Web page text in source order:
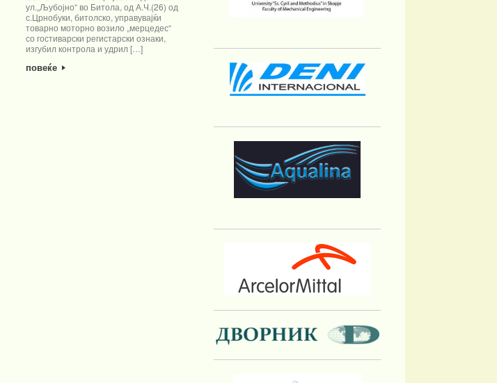
ул.„Љубојно“ во Битола, од А.Ч.(26) од
с.Црнобуки, битолско, управувајќи
товарно моторно возило „мерцедес“
со гостиварски регистарски ознаки,
изгубил контрола и удрил […]
повеќе